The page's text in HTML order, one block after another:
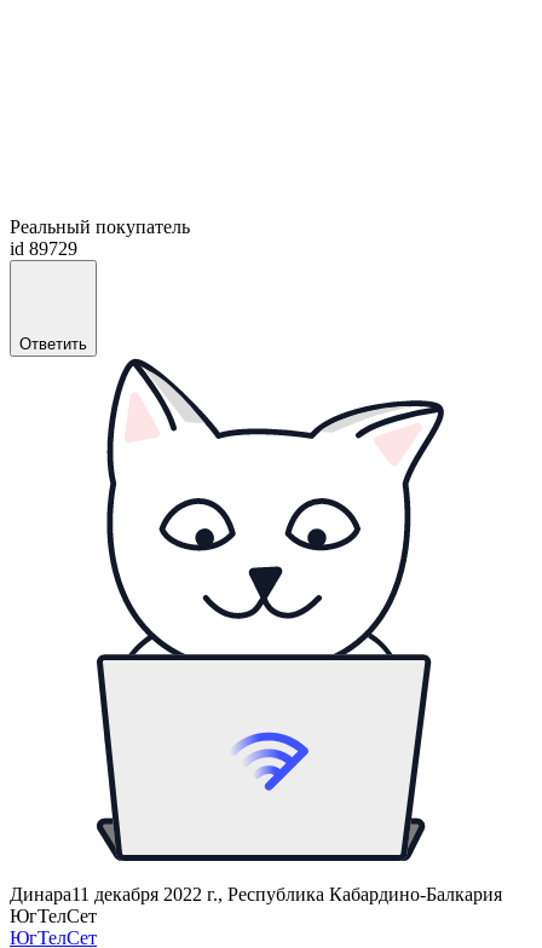
Реальный покупатель
id 89729
Ответить
Динара11 декабря 2022 г., Республика Кабардино-Балкария
ЮгТелСет
ЮгТелСет